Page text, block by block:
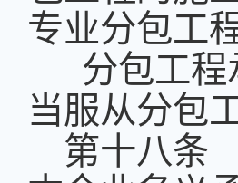
专业分包工
分包工程
当服从分包
第十八条